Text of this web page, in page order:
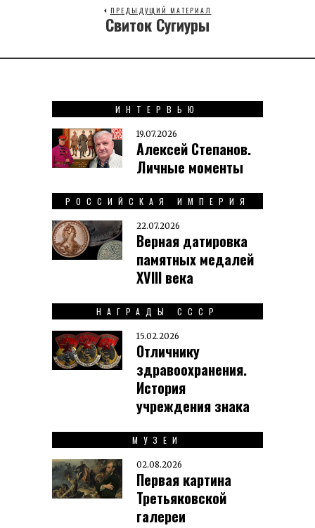
ПРЕДЫДУЩИЙ МАТЕРИАЛ
Previous
post:
Свиток Сугиуры
ИНТЕРВЬЮ
19.07.2026
Алексей Степанов.
Личные моменты
РОССИЙСКАЯ ИМПЕРИЯ
22.07.2026
Верная датировка
памятных медалей
XVIII века
НАГРАДЫ СССР
15.02.2026
Отличнику
здравоохранения.
История
учреждения знака
МУЗЕИ
02.08.2026
Первая картина
Третьяковской
галереи